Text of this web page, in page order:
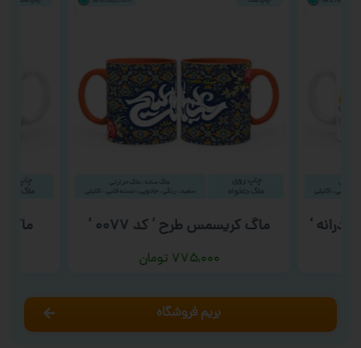
‘ ماگ کریسمس طرح ‘ کد ۰۰۷۷ ‘
۷۷۵,۰۰۰ تومان
ماگ
بریم فروشگاه